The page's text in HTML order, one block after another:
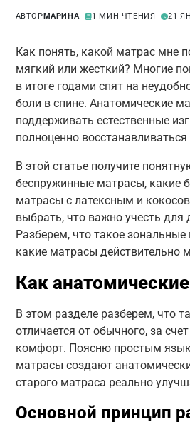
АВТОР МАРИНА 1 МИН ЧТЕНИЯ 21
Как понять, какой матрас мне
мягкий или жесткий? Многие
в итоге годами спят на
боли в спине. Анатомические
поддерживать естественные
полноценно восстанавливаться
В этой статье получите
беспружинные матрасы, какие
матрасы с латексным и
выбрать, что важно учесть для
Разберем, что такое
какие матрасы действительно
Как
В этом разделе разберем, что
отличается от обычного, за
комфорт. Поясню простым
матрасы создают
старого матраса реально
Основной принцип